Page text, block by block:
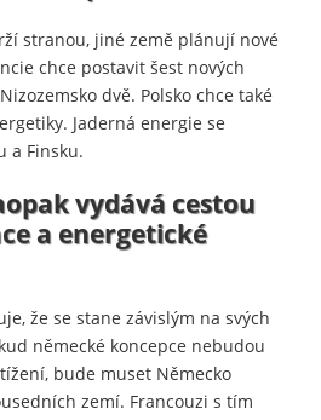
stranou, jiné země plánují nové
chce postavit šest nových
dvě. Polsko chce také
Jaderná energie se
a Finsku.
vydává cestou
a energetické
že se stane závislým na svých
německé koncepce nebudou
bude muset Německo
zemí. Francouzi s tím